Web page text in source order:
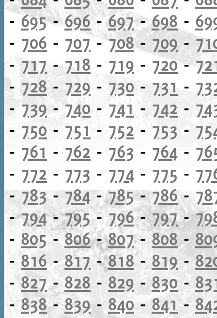
-695-696-697-698 -
- 706 - 707 -708- 709-
-717 - 718 - 719 - 720-
-728- 729 - 730- 731 -
-739-740 - 741 - 742 -
- 750 - 751 - 752 - 753 -
- 761 - 762 - 763 - 764 -
- 772 - 773 - 774 - 775 -
-783-784-785-786-
-794-795-796-797-
- 805 -806-807-808-
- 816- 817 -818-819 -
-827-828 - 829 - 830 -
- 838-839-840 - 841 -